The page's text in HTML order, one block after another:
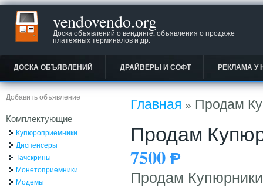
vendovendo.org
Доска объявлений о вендинге, объявления о продаже
платежных терминалов и др.
ДОСКА ОБЪЯВЛЕНИЙ ДРАЙВЕРЫ И СОФТ РЕКЛАМА У
Вы здесь
Главная » Продам
Продам
7500 Ᵽ
Продам
Добавить объявление
Комплектующие
Купюроприемники
Диспенсеры
Тачскрины
Монетоприемники
Модемы